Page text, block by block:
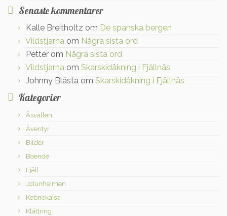
Senaste kommentarer
Kalle Breitholtz om De spanska bergen
Vildstjarna om Några sista ord
Petter om Några sista ord
Vildstjarna om Skarskidåkning i Fjällnäs
Johnny Blästa om Skarskidåkning i Fjällnäs
Kategorier
Åsvallen
Äventyr
Bilder
Boende
Fjäll
Jotunheimen
Kebnekaise
Klättring